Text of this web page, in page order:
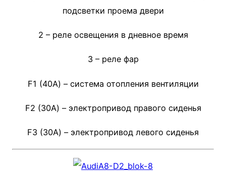
подсветки проема двери
2 – реле освещения в дневное время
3 – реле фар
F1 (40А) – система отопления вентиляции
F2 (30А) – электропривод правого сиденья
F3 (30А) – электропривод левого сиденья